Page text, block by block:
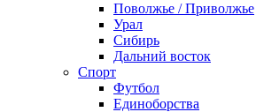
Поволжье / Приволжье
Урал
Сибирь
Дальний восток
Спорт
Футбол
Единоборства